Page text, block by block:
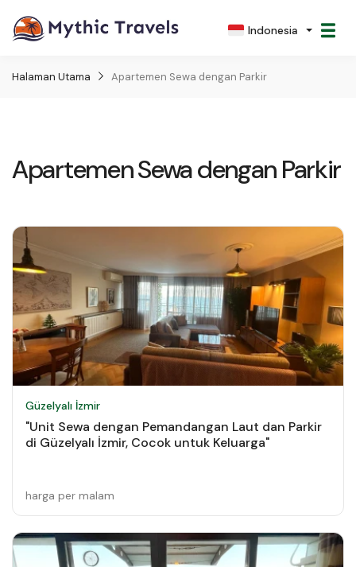
Indonesia
Halaman Utama Apartemen Sewa dengan Parkir
Apartemen Sewa dengan Parkir
Güzelyalı İzmir
"Unit Sewa dengan Pemandangan Laut dan Parkir
di Güzelyalı İzmir, Cocok untuk Keluarga"
harga per malam